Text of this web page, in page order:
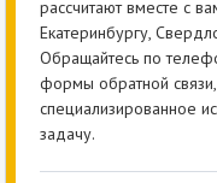
рассчитают вместе с
Екатеринбургу,
Обращайтесь по
формы обратной
специализированное
задачу.